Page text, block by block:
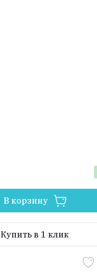
В корзину
Купить в 1 клик